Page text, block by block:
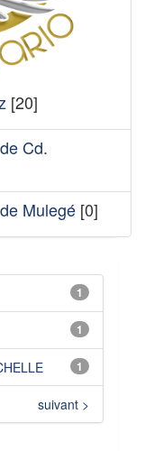
[20]
Cd.
Mulegé [0]
1
1
1
suivant >